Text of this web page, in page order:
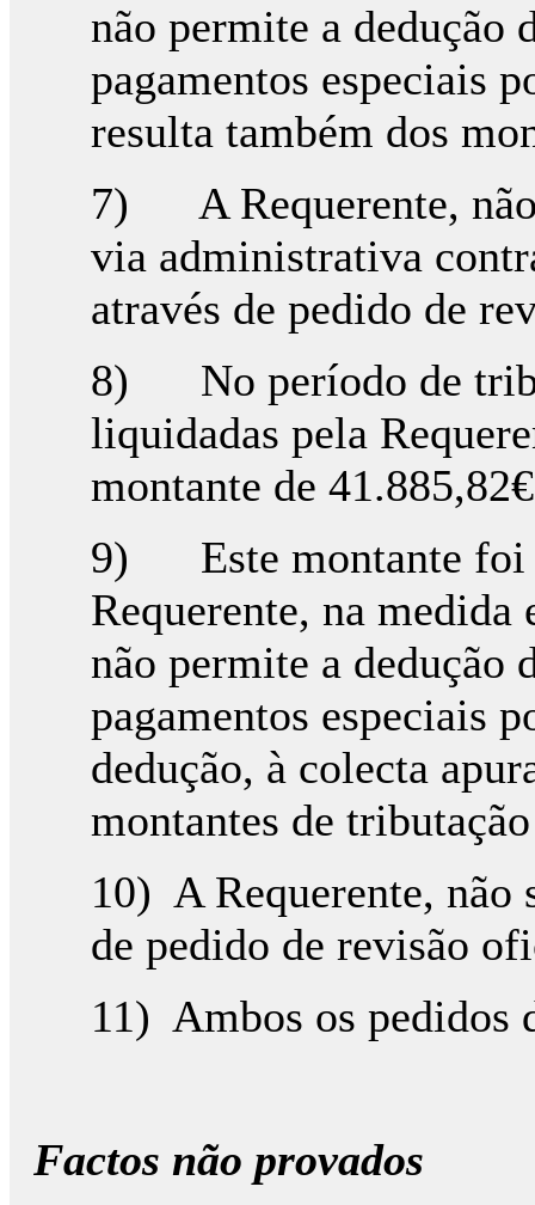
não permite a dedução
pagamentos especiais
resulta também dos
7) A Requerente, não
via administrativa
através de pedido de
8) No período de
liquidadas pela
montante de
9) Este montante foi
Requerente, na
não permite a dedução
pagamentos especiais
dedução, à colecta
montantes de
10) A Requerente, não
de pedido de revisão
11) Ambos os pedidos
Factos não provados